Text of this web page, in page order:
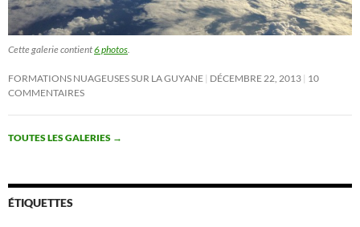
Cette galerie contient6 photos.
FORMATIONS NUAGEUSES SUR LA GUYANE DÉCEMBRE 22, 2013 10
COMMENTAIRES
TOUTES LES GALERIES →
ÉTIQUETTES